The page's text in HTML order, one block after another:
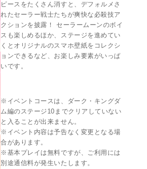
ピースをたくさん消すと、デフォルメさ
れたセーラー戦士たちが爽快な必殺技ア
クションを披露！ セーラームーンのボイ
スも楽しめるほか、ステージを進めてい
くとオリジナルのスマホ壁紙をコレクシ
ョンできるなど、お楽しみ要素がいっぱ
いです。
※イベントコースは、ダーク・キングダ
ム編のステージ10までクリアしていない
と入ることが出来ません。
※イベント内容は予告なく変更となる場
合があります。
※基本プレイは無料ですが、ご利用には
別途通信料が発生いたします。